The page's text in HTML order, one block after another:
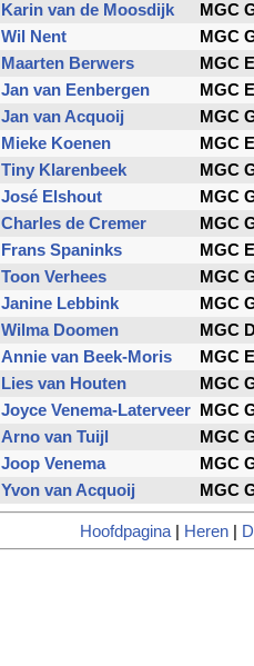
Karin van de Moosdijk MGC
Wil Nent MGC
Maarten Berwers MGC
Jan van Eenbergen MGC
Jan van Acquoij MGC
Mieke Koenen MGC
Tiny Klarenbeek MGC
José Elshout MGC
Charles de Cremer MGC
Frans Spaninks MGC
Toon Verhees MGC
Janine Lebbink MGC
Wilma Doomen MGC
Annie van Beek-Moris MGC
Lies van Houten MGC
Joyce Venema-Laterveer MGC
Arno van Tuijl MGC
Joop Venema MGC
Yvon van Acquoij MGC
Hoofdpagina| Heren|